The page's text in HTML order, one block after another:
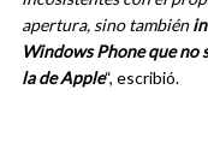
apertura, sino también
Windows Phone que no
la de Apple“, escribió.